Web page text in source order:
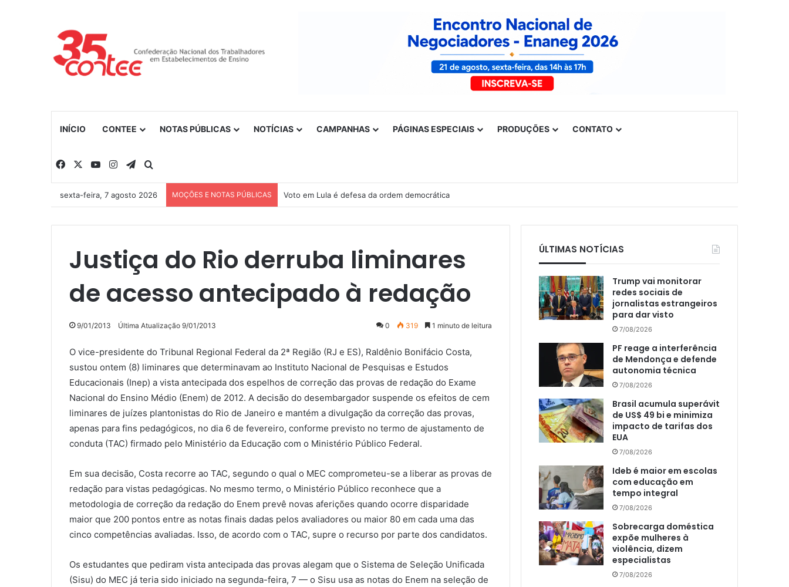
INÍCIO CONTEE NOTAS PÚBLICAS NOTÍCIAS CAMPANHAS PÁGINAS ESPECIAIS PRODUÇÕES CONTATO
Facebook YouTubeInstagramTelegram
sexta-feira, 7 agosto 2026 MOÇÕES E NOTAS PÚBLICAS Voto em Lula é defesa da ordem democrática
Justiça do Rio derruba liminares
de acesso antecipado à redação
9/01/2013 Última Atualização 9/01/2013 0 319 1 minuto de leitura
O vice-presidente do Tribunal Regional Federal da 2ª Região (RJ e ES), Raldênio Bonifácio Costa,
sustou ontem (8) liminares que determinavam ao Instituto Nacional de Pesquisas e Estudos
Educacionais (Inep) a vista antecipada dos espelhos de correção das provas de redação do Exame
Nacional do Ensino Médio (Enem) de 2012. A decisão do desembargador suspende os efeitos de cem
liminares de juízes plantonistas do Rio de Janeiro e mantém a divulgação da correção das provas,
apenas para fins pedagógicos, no dia 6 de fevereiro, conforme previsto no termo de ajustamento de
conduta (TAC) firmado pelo Ministério da Educação com o Ministério Público Federal.
Em sua decisão, Costa recorre ao TAC, segundo o qual o MEC comprometeu-se a liberar as provas de
redação para vistas pedagógicas. No mesmo termo, o Ministério Público reconhece que a
metodologia de correção da redação do Enem prevê novas aferições quando ocorre disparidade
maior que 200 pontos entre as notas finais dadas pelos avaliadores ou maior 80 em cada uma das
cinco competências avaliadas. Isso, de acordo com o TAC, supre o recurso por parte dos candidatos.
Os estudantes que pediram vista antecipada das provas alegam que o Sistema de Seleção Unificada
(Sisu) do MEC já teria sido iniciado na segunda-feira, 7 — o Sisu usa as notas do Enem na seleção de
ÚLTIMAS NOTÍCIAS
Trump vai monitorar
redes sociais de
jornalistas estrangeiros
para dar visto
7/08/2026
PF reage a interferência
de Mendonça e defende
autonomia técnica
7/08/2026
Brasil acumula superávit
de US$ 49 bi e minimiza
impacto de tarifas dos
EUA
7/08/2026
Ideb é maior em escolas
com educação em
tempo integral
7/08/2026
Sobrecarga doméstica
expõe mulheres à
violência, dizem
especialistas
7/08/2026